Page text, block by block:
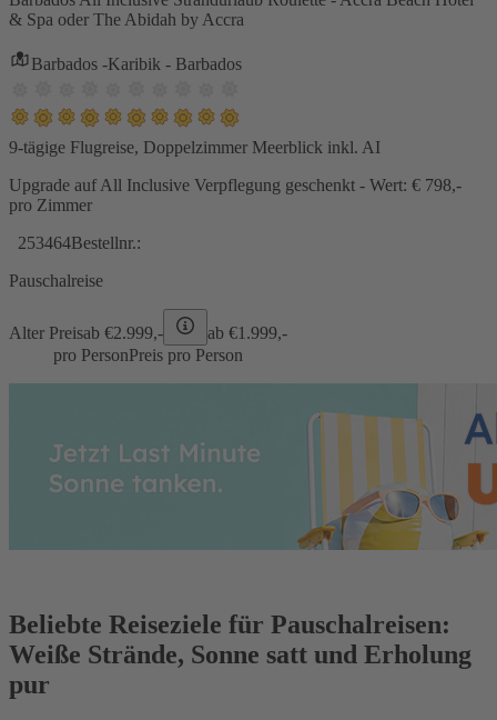
& Spa oder The Abidah by Accra
Barbados -Karibik - Barbados
9-tägige Flugreise, Doppelzimmer Meerblick inkl. AI
Upgrade auf All Inclusive Verpflegung geschenkt - Wert: € 798,-
pro Zimmer
253464Bestellnr.:
Pauschalreise
Alter Preisab €2.999,- ab €1.999,-
pro PersonPreis pro Person
Beliebte Reiseziele für Pauschalreisen:
Weiße Strände, Sonne satt und Erholung
pur